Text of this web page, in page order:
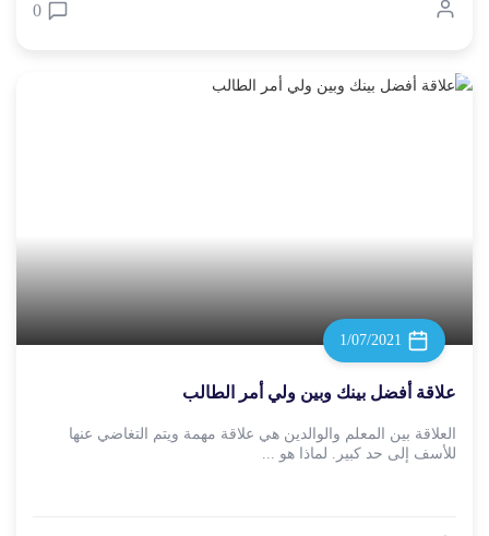
0
1/07/2021
علاقة أفضل بينك وبين ولي أمر الطالب
العلاقة بين المعلم والوالدين هي علاقة مهمة ويتم التغاضي عنها
للأسف إلى حد كبير. لماذا هو ...